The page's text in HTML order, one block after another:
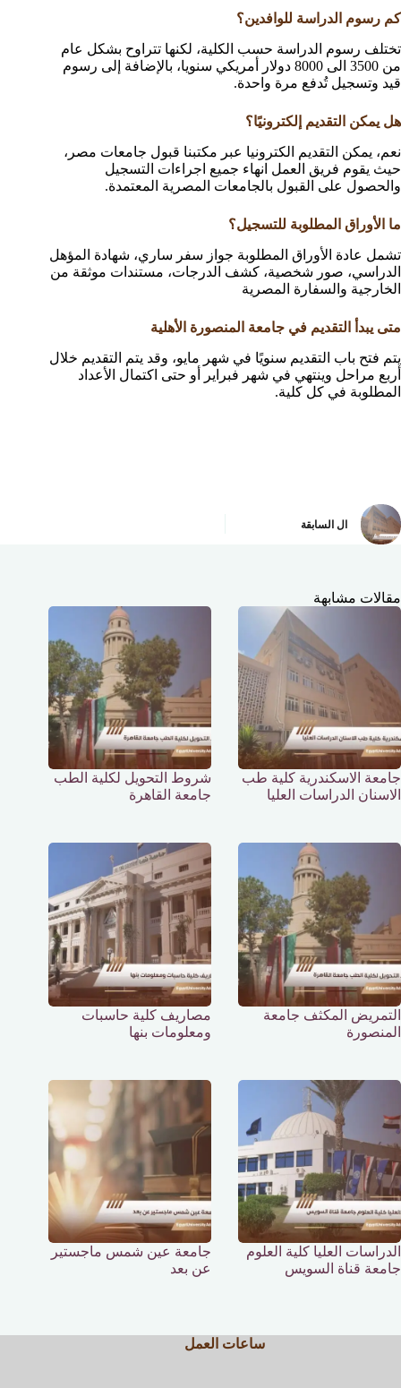
كم رسوم الدراسة للوافدين؟
تختلف رسوم الدراسة حسب الكلية، لكنها تتراوح بشكل عام
من 3500 الى 8000 دولار أمريكي سنويا، بالإضافة إلى رسوم
قيد وتسجيل تُدفع مرة واحدة.
هل يمكن التقديم إلكترونيًا؟
نعم، يمكن التقديم الكترونيا عبر مكتبنا قبول جامعات مصر،
حيث يقوم فريق العمل انهاء جميع اجراءات التسجيل
والحصول على القبول بالجامعات المصرية المعتمدة.
ما الأوراق المطلوبة للتسجيل؟
تشمل عادة الأوراق المطلوبة جواز سفر ساري، شهادة المؤهل
الدراسي، صور شخصية، كشف الدرجات، مستندات موثقة من
الخارجية والسفارة المصرية
متى يبدأ التقديم في جامعة المنصورة الأهلية
يتم فتح باب التقديم سنويًا في شهر مايو، وقد يتم التقديم خلال
أربع مراحل وينتهي في شهر فبراير أو حتى اكتمال الأعداد
المطلوبة في كل كلية.
ال السابقة
مقالات مشابهة
جامعة الاسكندرية كلية طب
الاسنان الدراسات العليا
شروط التحويل لكلية الطب
جامعة القاهرة
التمريض المكثف جامعة
المنصورة
مصاريف كلية حاسبات
ومعلومات بنها
الدراسات العليا كلية العلوم
جامعة قناة السويس
جامعة عين شمس ماجستير
عن بعد
ساعات العمل